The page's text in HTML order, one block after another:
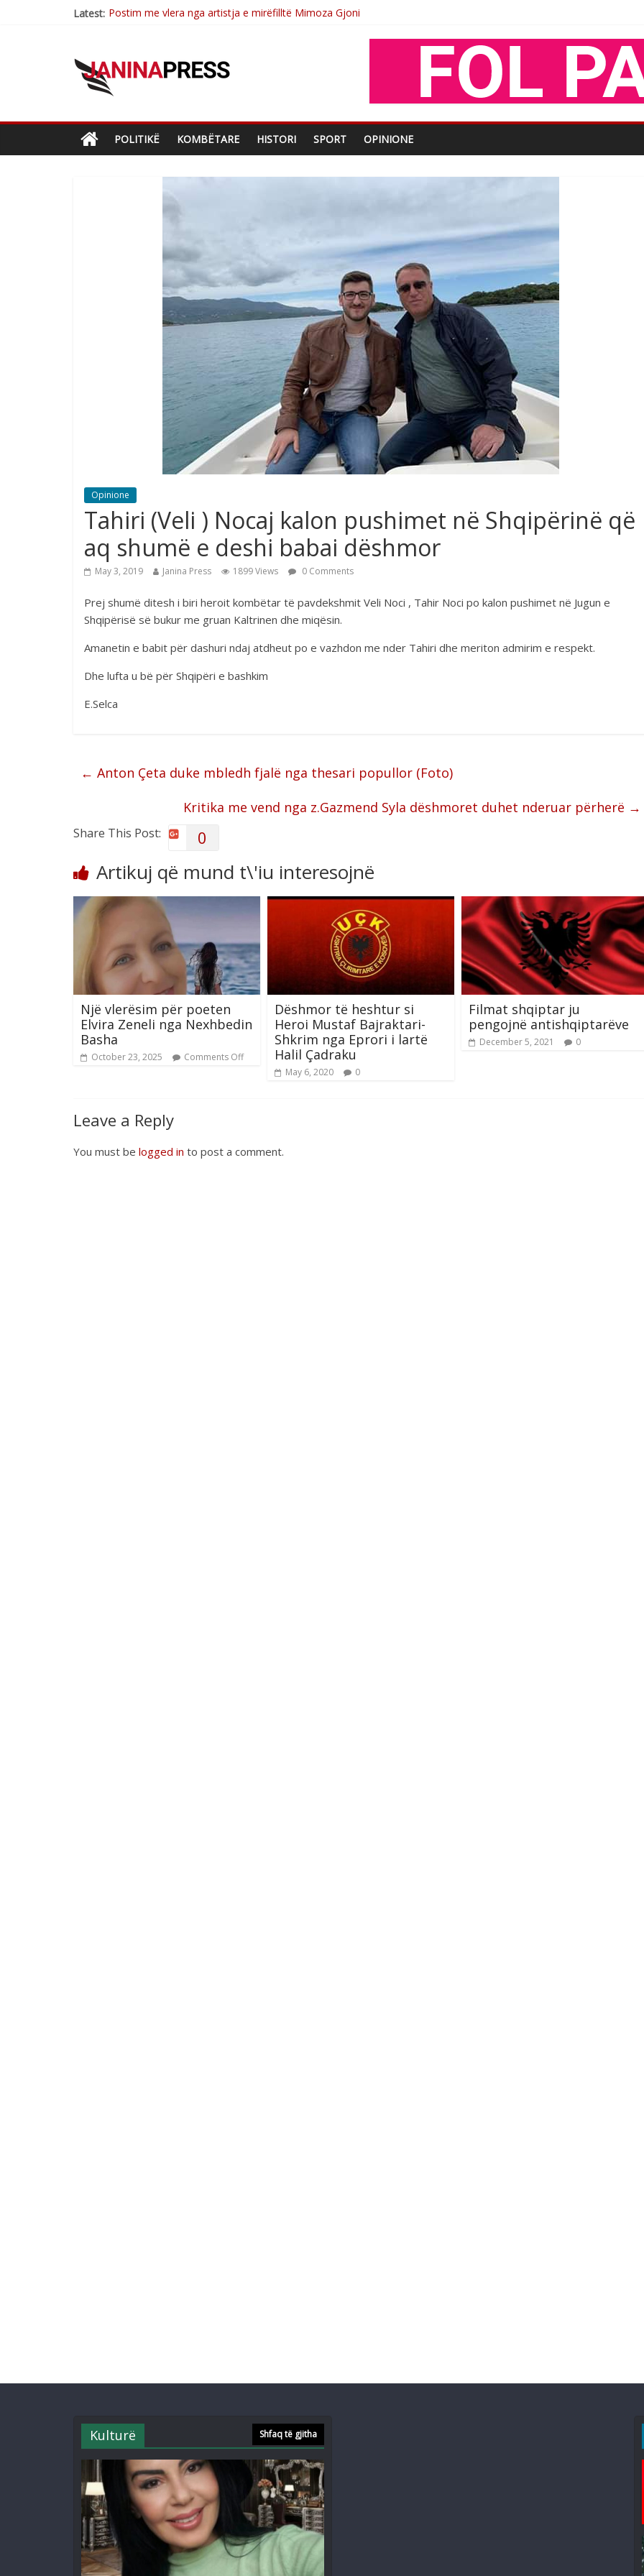
Latest: Nga poetja atdhetare Kumrie Shala -BOLL MO
Çlirimtari Mentor Mushkolaj nderohet me mirenjohje nga Xhevdet Qeriqi Dega e invalidëve në Fushë Kosovë
POLITIKË KOMBËTARE HISTORI SPORT OPINIONE
Opinione
Tahiri (Veli ) Nocaj kalon pushimet në Shqipërinë që
aq shumë e deshi babai dëshmor
May 3, 2019 Janina Press 1899 Views 0 Comments
Prej shumë ditesh i biri heroit kombëtar të pavdekshmit Veli Noci , Tahir Noci po kalon pushimet në Jugun e
Shqipërisë së bukur me gruan Kaltrinen dhe miqësin.
Amanetin e babit për dashuri ndaj atdheut po e vazhdon me nder Tahiri dhe meriton admirim e respekt.
Dhe lufta u bë për Shqipëri e bashkim
E.Selca
← Anton Çeta duke mbledh fjalë nga thesari popullor (Foto)
Kritika me vend nga z.Gazmend Syla dëshmoret duhet nderuar përherë →
Share This Post: 0
Artikuj që mund t\'iu interesojnë
Një vlerësim për poeten
Elvira Zeneli nga Nexhbedin
Basha
October 23, 2025 Comments Off
Dëshmor të heshtur si
Heroi Mustaf Bajraktari-
Shkrim nga Eprori i lartë
Halil Çadraku
May 6, 2020 0
Filmat shqiptar ju
pengojnë antishqiptarëve
December 5, 2021 0
Leave a Reply
You must be logged in to post a comment.
Kulturë Shfaq të gjitha